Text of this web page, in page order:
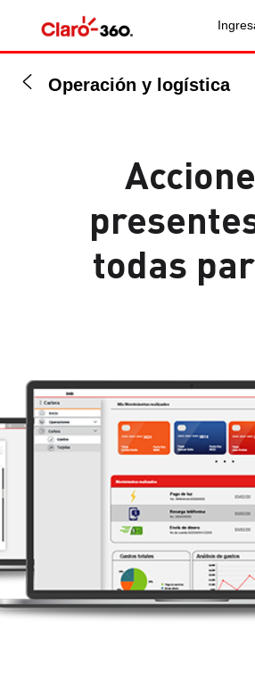
Operación y logística
todas